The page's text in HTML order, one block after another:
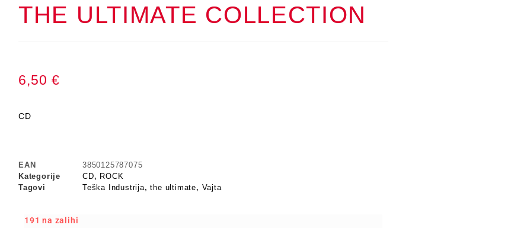
THE ULTIMATE COLLECTION
6,50 €
CD
EAN
3850125787075
Kategorije
CD, ROCK
Tagovi
Teška Industrija,the ultimate, Vajta
191 na zalihi